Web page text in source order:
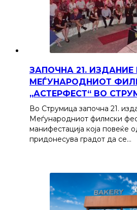
ЗАПОЧНА 21. ИЗДАНИЕ
МЕЃУНАРОДНИОТ
„АСТЕРФЕСТ“ ВО
Во Струмица започна 21.
Меѓународниот филмски
манифестација која повеќе
придонесува градот да се…